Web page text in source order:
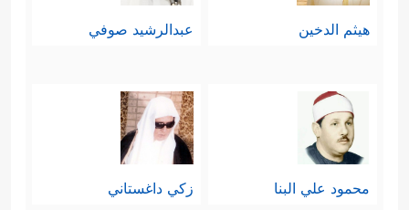
هيثم الدخين عبدالرشيد صوفي
محمود علي البنا زكي داغستاني